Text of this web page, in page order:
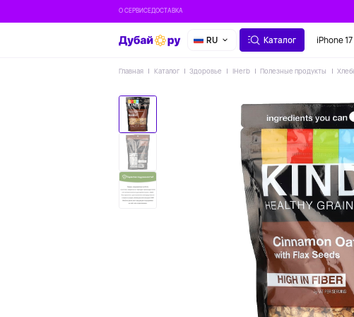
О СЕРВИСЕДОСТАВКА
RU Каталог iPhone
Главная Каталог Здоровье IHerb Полезные продукты